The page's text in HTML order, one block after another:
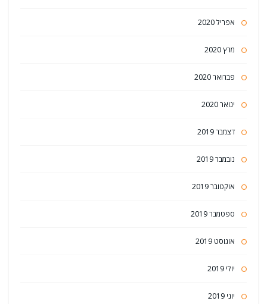
אפריל 2020
מרץ 2020
פברואר 2020
ינואר 2020
דצמבר 2019
נובמבר 2019
אוקטובר 2019
ספטמבר 2019
אוגוסט 2019
יולי 2019
יוני 2019